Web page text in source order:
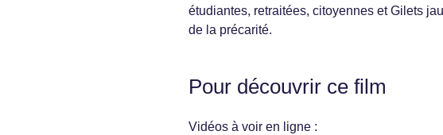
étudiantes, retraitées, citoyennes et Gilets
de la précarité.
Pour découvrir ce film
Vidéos à voir en ligne :